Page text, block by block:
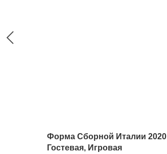
Форма Сборной Италии 2020
Гостевая, Игровая